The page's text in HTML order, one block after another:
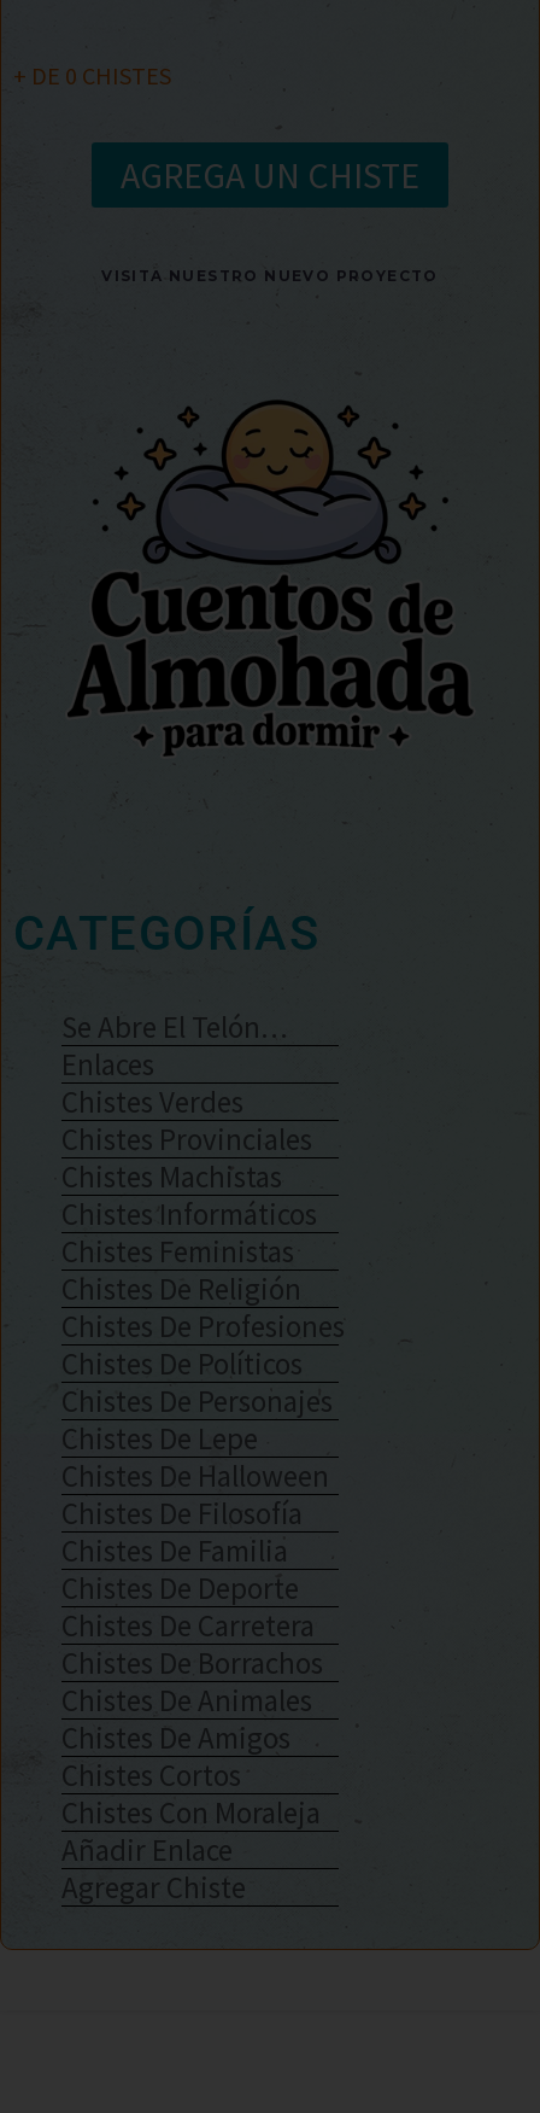
+ DE 0 CHISTES
AGREGA UN CHISTE
VISITA NUESTRO NUEVO PROYECTO
CATEGORÍAS
Se Abre El Telón…
Enlaces
Chistes Verdes
Chistes Provinciales
Chistes Machistas
Chistes Informáticos
Chistes Feministas
Chistes De Religión
Chistes De Profesiones
Chistes De Políticos
Chistes De Personajes
Chistes De Lepe
Chistes De Halloween
Chistes De Filosofía
Chistes De Familia
Chistes De Deporte
Chistes De Carretera
Chistes De Borrachos
Chistes De Animales
Chistes De Amigos
Chistes Cortos
Chistes Con Moraleja
Añadir Enlace
Agregar Chiste